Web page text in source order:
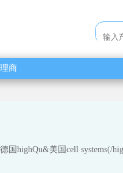
商
德国highQu&美国cell systems(/